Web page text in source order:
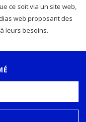
ce soit via un site web,
web proposant des
leurs besoins.